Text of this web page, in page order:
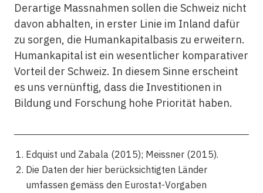
Derartige Massnahmen sollen die Schweiz nicht
davon abhalten, in erster Linie im Inland dafür
zu sorgen, die Humankapitalbasis zu erweitern.
Humankapital ist ein wesentlicher komparativer
Vorteil der Schweiz. In diesem Sinne erscheint
es uns vernünftig, dass die Investitionen in
Bildung und Forschung hohe Priorität haben.
Edquist und Zabala (2015); Meissner (2015).
Die Daten der hier berücksichtigten Länder
umfassen gemäss den Eurostat-Vorgaben